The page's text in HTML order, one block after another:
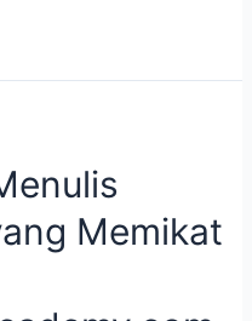
Memikat